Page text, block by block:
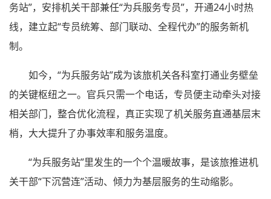
务站”，安排机关干部兼任“为兵服务专员”，开通24小时热
线，建立起“专员统筹、部门联动、全程代办”的服务新机
制。
如今，“为兵服务站”成为该旅机关各科室打通业务壁垒
的关键枢纽之一。官兵只需一个电话，专员便主动牵头对接
相关部门，整合优化流程，真正实现了机关服务直通基层末
梢，大大提升了办事效率和服务温度。
“为兵服务站”里发生的一个个温暖故事，是该旅推进机
关干部“下沉营连”活动、倾力为基层服务的生动缩影。